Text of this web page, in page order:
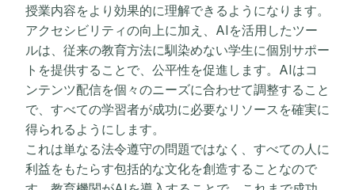
授業内容をより効果的に理解できるようになります。
アクセシビリティの向上に加え、AIを活用したツー
ルは、従来の教育方法に馴染めない学生に個別サポー
トを提供することで、公平性を促進します。AIはコ
ンテンツ配信を個々のニーズに合わせて調整すること
で、すべての学習者が成功に必要なリソースを確実に
得られるようにします。
これは単なる法令遵守の問題ではなく、すべての人に
利益をもたらす包括的な文化を創造することなので